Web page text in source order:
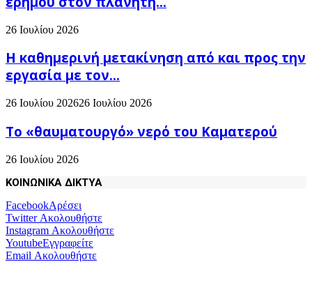
26 Ιουλίου 2026
H καθημερινή μετακίνηση από και προς την
εργασία με τον...
26 Ιουλίου 202626 Ιουλίου 2026
Το «θαυματουργό» νερό του Καματερού
26 Ιουλίου 2026
ΚΟΙΝΩΝΙΚΑ ΔΙΚΤΥΑ
FacebookΑρέσει
TwitterΑκολουθήστε
Instagram Ακολουθήστε
YoutubeΕγγραφείτε
Email Ακολουθήστε